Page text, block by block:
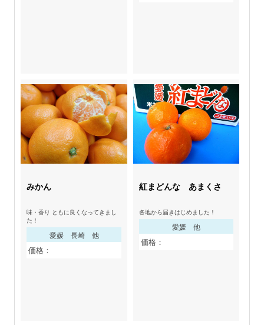
みかん
味・香り ともに良くなってきまし
た！
愛媛 長崎 他
価格：
紅まどんな あまくさ
各地から届きはじめました！
愛媛 他
価格：